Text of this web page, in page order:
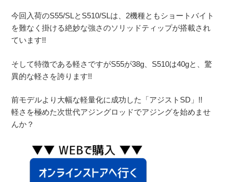
今回入荷のS55/SLとS510/SLは、2機種ともショートバイト
を難なく掛ける絶妙な強さのソリッドティップが搭載され
ています!!
そして特徴である軽さですがS55が38g、S510は40gと、驚
異的な軽さを誇ります!!
前モデルより大幅な軽量化に成功した「アジストSD」!!
軽さを極めた次世代アジングロッドでアジングを始めませ
んか？